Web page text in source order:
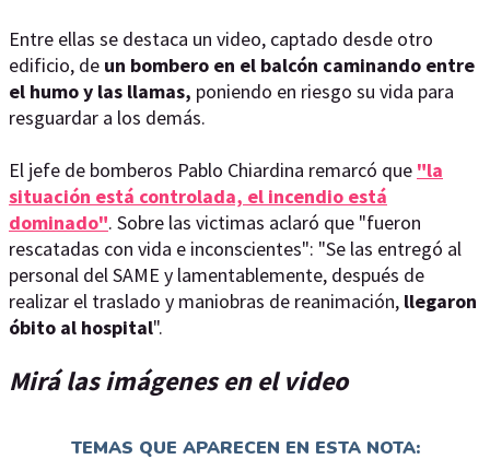
Entre ellas se destaca un video, captado desde otro
edificio, de un bombero en el balcón caminando entre
el humo y las llamas, poniendo en riesgo su vida para
resguardar a los demás.
El jefe de bomberos Pablo Chiardina remarcó que "la
situación está controlada, el incendio está
dominado". Sobre las victimas aclaró que "fueron
rescatadas con vida e inconscientes": "Se las entregó al
personal del SAME y lamentablemente, después de
realizar el traslado y maniobras de reanimación, llegaron
óbito al hospital".
Mirá las imágenes en el video
TEMAS QUE APARECEN EN ESTA NOTA: